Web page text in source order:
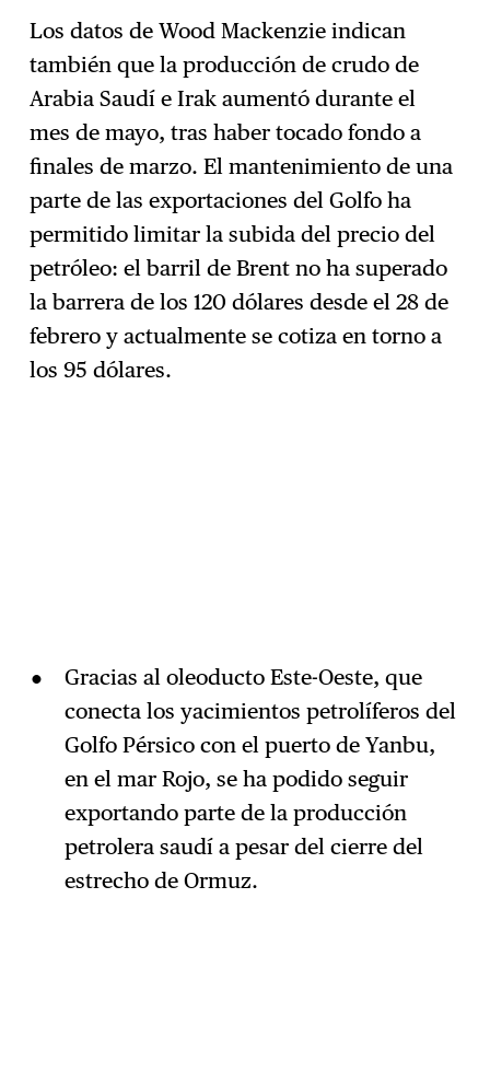
Los datos de Wood Mackenzie indican
también que la producción de crudo de
Arabia Saudí e Irak aumentó durante el
mes de mayo, tras haber tocado fondo a
finales de marzo. El mantenimiento de una
parte de las exportaciones del Golfo ha
permitido limitar la subida del precio del
petróleo: el barril de Brent no ha superado
la barrera de los 120 dólares desde el 28 de
febrero y actualmente se cotiza en torno a
los 95 dólares.
Gracias al oleoducto Este-Oeste, que
conecta los yacimientos petrolíferos del
Golfo Pérsico con el puerto de Yanbu,
en el mar Rojo, se ha podido seguir
exportando parte de la producción
petrolera saudí a pesar del cierre del
estrecho de Ormuz.